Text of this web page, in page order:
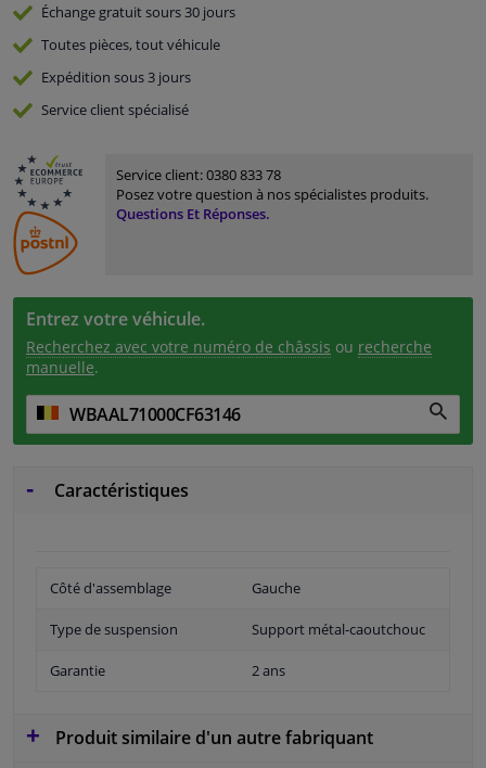
Échange gratuitsours 30 jours
Toutes pièces, tout véhicule
Expédition sous 3 jours
Serviceclient spécialisé
Service client:0380 833 78
Posez votre question à nos spécialistes produits.
Questions Et Réponses.
Entrez votre véhicule.
Recherchez avec votre numéro de châssis ou recherche
manuelle.
Caractéristiques
Côté d'assemblage Gauche
Type de suspension Support métal-caoutchouc
Garantie 2 ans
Produit similaire d'un autre fabriquant